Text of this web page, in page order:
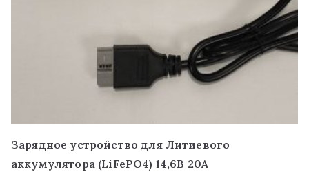
Зарядное устройство для Литиевого
аккумулятора (LiFePO4) 14,6В 20А